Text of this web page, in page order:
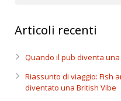
Articoli recenti
Quando il pub diventa
Riassunto di viaggio: Fish
diventato una British Vibe